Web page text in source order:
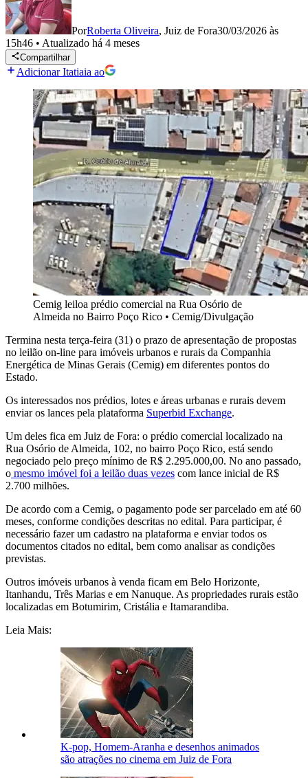
PorRoberta Oliveira, Juiz de Fora30/03/2026 às
15h46 • Atualizado há 4 meses
Compartilhar
Adicionar Itatiaia ao
Cemig leiloa prédio comercial na Rua Osório de
Almeida no Bairro Poço Rico • Cemig/Divulgação
Termina nesta terça-feira (31) o prazo de apresentação de propostas
no leilão on-line para imóveis urbanos e rurais da Companhia
Energética de Minas Gerais (Cemig) em diferentes pontos do
Estado.
Os interessados nos prédios, lotes e áreas urbanas e rurais devem
enviar os lances pela plataforma Superbid Exchange.
Um deles fica em Juiz de Fora: o prédio comercial localizado na
Rua Osório de Almeida, 102, no bairro Poço Rico, está sendo
negociado pelo preço mínimo de R$ 2.295.000,00. No ano passado,
o mesmo imóvel foi a leilão duas vezes com lance inicial de R$
2.700 milhões.
De acordo com a Cemig, o pagamento pode ser parcelado em até 60
meses, conforme condições descritas no edital. Para participar, é
necessário fazer um cadastro na plataforma e enviar todos os
documentos citados no edital, bem como analisar as condições
previstas.
Outros imóveis urbanos à venda ficam em Belo Horizonte,
Itanhandu, Três Marias e em Nanuque. As propriedades rurais estão
localizadas em Botumirim, Cristália e Itamarandiba.
Leia Mais:
K-pop, Homem-Aranha e desenhos animados
são atrações no cinema em Juiz de Fora